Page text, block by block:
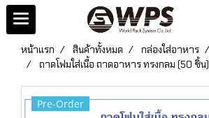
หน้าแรก สินค้าทั้งหมด กล่องใส่อาหาร
ถาดโฟมใส่เนื้อ ถาดอาหาร ทรงกลม (50 ชิ้น)
Pre-Order